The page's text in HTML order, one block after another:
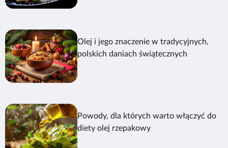
Olej i jego znaczenie w tradycyjnych,
polskich daniach świątecznych
Powody, dla których warto włączyć do
diety olej rzepakowy